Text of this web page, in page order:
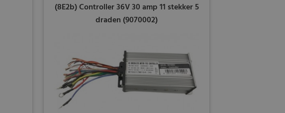
(8E2b) Controller 36V 30 amp 11 stekker 5
draden (9070002)